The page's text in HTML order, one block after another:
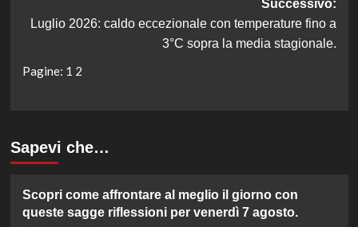
Successivo:
Luglio 2026: caldo eccezionale con temperature fino a
3°C sopra la media stagionale.
Pagine: 1 2
Sapevi che…
Scopri come affrontare al meglio il giorno con
queste sagge riflessioni per venerdì 7 agosto.